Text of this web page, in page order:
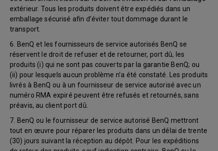
extérieur. Tous les produits doivent être expédiés dans un
emballage sécurisé afin d’éviter tout dommage durant le
transport.
6. BenQ et les fournisseurs de service autorisés BenQ se
réservent le droit de refuser et de retourner, port dû, les
produits (i) qui ne sont pas couverts par la garantie BenQ; ou
(ii) pour lesquels aucun problème n’a été constaté. Les produits
livrés à BenQ ou à un fournisseur de service autorisé avec un
numéro RMA expiré peuvent être refusés et retournés, sans
préavis, au client port dû.
7. BenQ ou le fournisseur de service autorisé BenQ mettront
tout en œuvre pour réparer les produits dans un délai de trente
(30) jours suivant la réception au dépôt. Pour les expéditions